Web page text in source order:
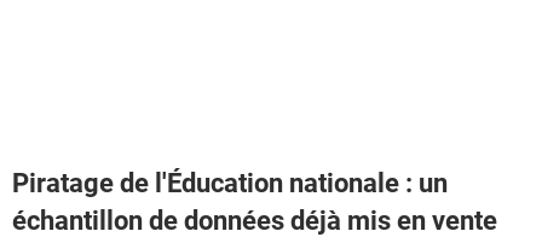
Piratage de l'Éducation nationale : un
échantillon de données déjà mis en vente